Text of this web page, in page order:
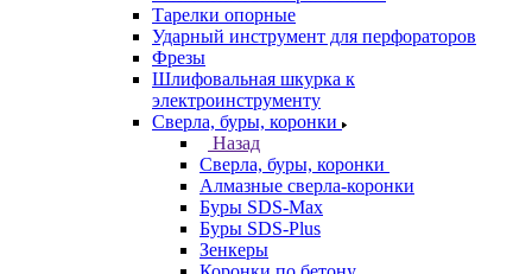
Тарелки опорные
Ударный инструмент для перфораторов
Фрезы
Шлифовальная шкурка к
электроинструменту
Сверла, буры, коронки
Назад
Сверла, буры, коронки
Алмазные сверла-коронки
Буры SDS-Max
Буры SDS-Plus
Зенкеры